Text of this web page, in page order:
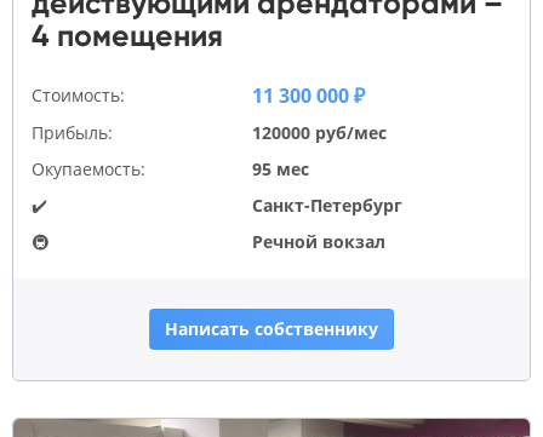
4 помещения
Стоимость: 11 300 000 ₽
Прибыль:
120000 руб/мес
Окупаемость:
95 мес
✔️
Санкт-Петербург
🚇
Речной вокзал
Написать собственнику